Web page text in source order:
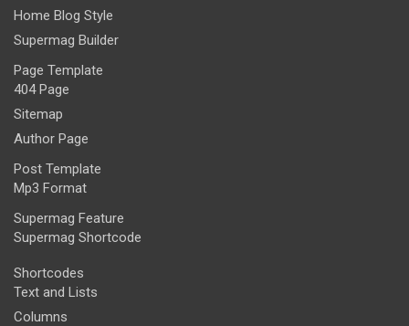
Home Blog Style
Supermag Builder
Page Template
404 Page
Sitemap
Author Page
Post Template
Mp3 Format
Supermag Feature
Supermag Shortcode
Shortcodes
Text and Lists
Columns